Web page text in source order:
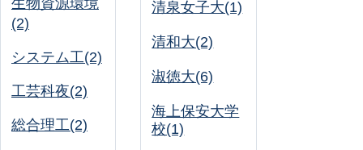
生物資源環境
(2)
システム工(2)
工芸科夜(2)
総合理工(2)
清泉女子大(1)
清和大(2)
淑徳大(6)
海上保安大学
校(1)